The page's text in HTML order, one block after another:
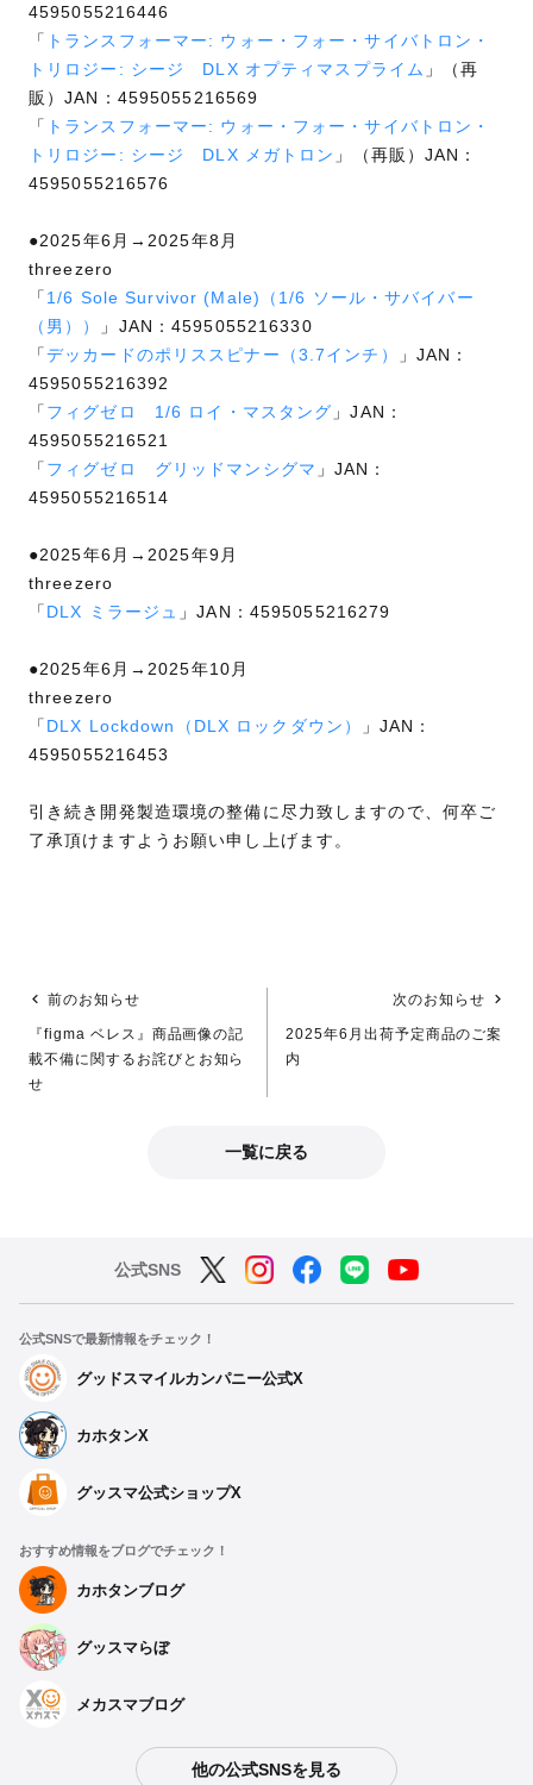
4595055216446
「 トランスフォーマー: ウォー・フォー・サイバトロン・
トリロジー: シージ DLX オプティマスプライム 」（再
販）JAN：4595055216569
「 トランスフォーマー: ウォー・フォー・サイバトロン・
トリロジー: シージ DLX メガトロン 」（再販）JAN：
4595055216576
●2025年6月→2025年8月
threezero
「 1/6 Sole Survivor (Male)（1/6 ソール・サバイバー
（男））
」JAN：4595055216330
「デッカードのポリススピナー（3.7インチ）
」JAN：
4595055216392
「 フィグゼロ 1/6 ロイ・マスタング 」JAN：
4595055216521
「 フィグゼロ グリッドマンシグマ 」JAN：
4595055216514
●2025年6月→2025年9月
threezero
「 DLX ミラージュ 」JAN：4595055216279
●2025年6月→2025年10月
threezero
「 DLX Lockdown（DLX ロックダウン）
」JAN：
4595055216453
引き続き開発製造環境の整備に尽力致しますので、何卒ご
了承頂けますようお願い申し上げます。
前のお知らせ
『figma ベレス』商品画像の記
載不備に関するお詫びとお知ら
せ
次のお知らせ
2025年6月出荷予定商品のご案
内
一覧に戻る
公式SNS
公式SNSで最新情報をチェック！
グッドスマイルカンパニー公式X
カホタンX
グッスマ公式ショップX
おすすめ情報をブログでチェック！
カホタンブログ
グッスマらぼ
メカスマブログ
他の公式SNSを見る